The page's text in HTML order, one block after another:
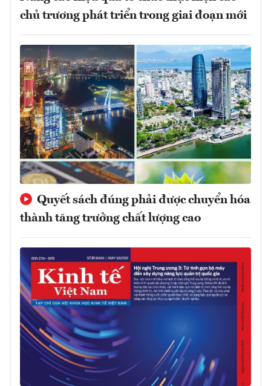
chủ trương phát triển trong giai đoạn mới
Quyết sách đúng phải được chuyển hóa
thành tăng trưởng chất lượng cao